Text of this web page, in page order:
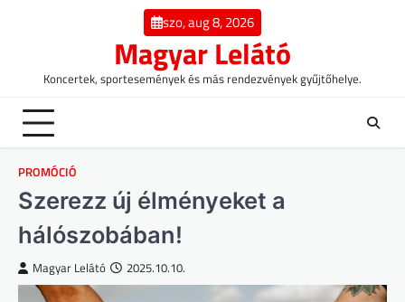
szo, aug 8, 2026
Magyar Lelátó
Koncertek, sportesemények és más rendezvények gyűjtőhelye.
PROMÓCIÓ
Szerezz új élményeket a
hálószobában!
Magyar Lelátó 2025.10.10.